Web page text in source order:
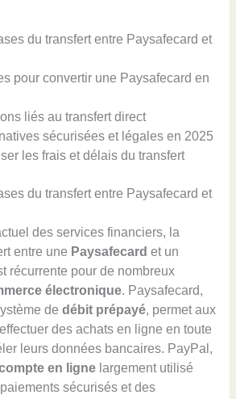
du transfert entre Paysafecard et
pour convertir une Paysafecard en
liés au transfert direct
sécurisées et légales en 2025
les frais et délais du transfert
du transfert entre Paysafecard et
des services financiers, la
entre une Paysafecard et un
récurrente pour de nombreux
électronique. Paysafecard,
de débit prépayé, permet aux
des achats en ligne en toute
leurs données bancaires. PayPal,
en lignelargement utilisé
sécurisés et des